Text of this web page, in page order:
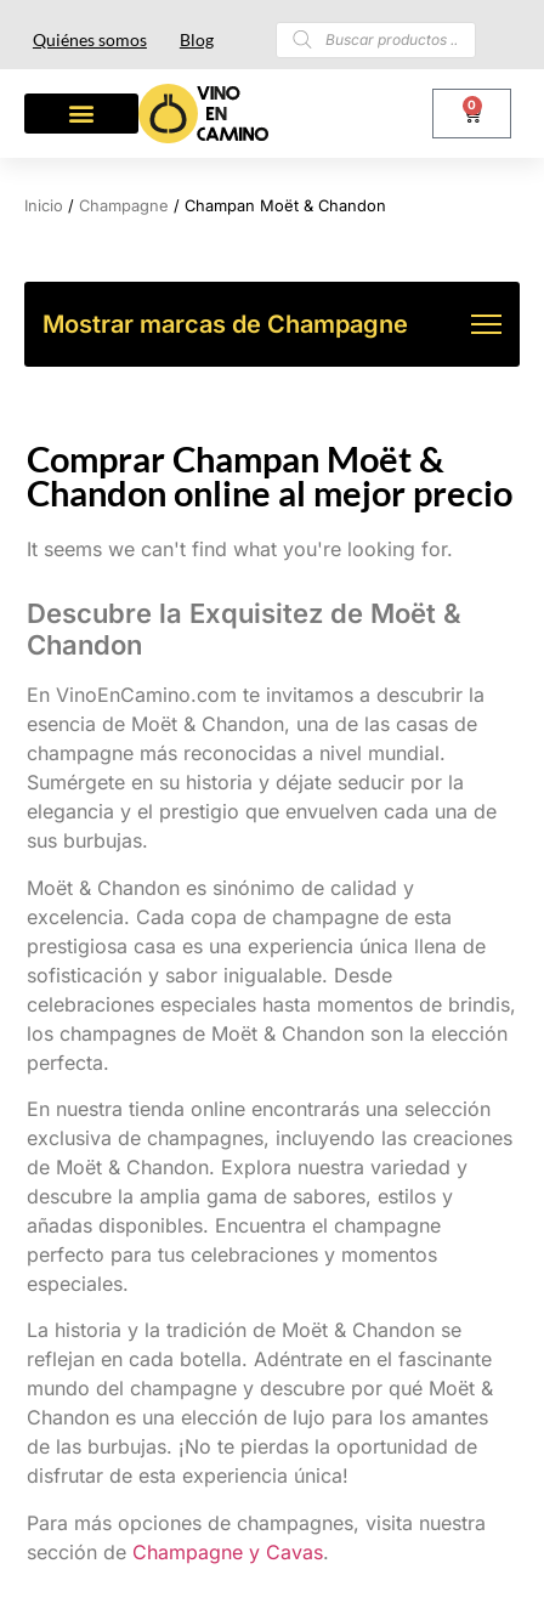
Quiénes somos Blog
0
Inicio / Champagne / Champan Moët & Chandon
Mostrar marcas de Champagne
Comprar Champan Moët &
Chandon online al mejor precio
It seems we can't find what you're looking for.
Descubre la Exquisitez de Moët &
Chandon
En VinoEnCamino.com te invitamos a descubrir la
esencia de Moët & Chandon, una de las casas de
champagne más reconocidas a nivel mundial.
Sumérgete en su historia y déjate seducir por la
elegancia y el prestigio que envuelven cada una de
sus burbujas.
Moët & Chandon es sinónimo de calidad y
excelencia. Cada copa de champagne de esta
prestigiosa casa es una experiencia única llena de
sofisticación y sabor inigualable. Desde
celebraciones especiales hasta momentos de brindis,
los champagnes de Moët & Chandon son la elección
perfecta.
En nuestra tienda online encontrarás una selección
exclusiva de champagnes, incluyendo las creaciones
de Moët & Chandon. Explora nuestra variedad y
descubre la amplia gama de sabores, estilos y
añadas disponibles. Encuentra el champagne
perfecto para tus celebraciones y momentos
especiales.
La historia y la tradición de Moët & Chandon se
reflejan en cada botella. Adéntrate en el fascinante
mundo del champagne y descubre por qué Moët &
Chandon es una elección de lujo para los amantes
de las burbujas. ¡No te pierdas la oportunidad de
disfrutar de esta experiencia única!
Para más opciones de champagnes, visita nuestra
sección de Champagne y Cavas.